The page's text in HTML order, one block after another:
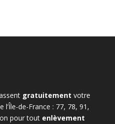
gratuitement votre
de-France : 77, 78, 91,
pour tout enlèvement